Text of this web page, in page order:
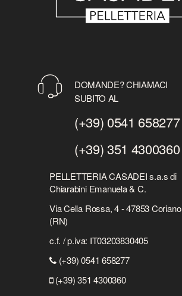
DOMANDE? CHIAMACI
SUBITO AL
(+39) 0541 658277
(+39) 351 4300360
PELLETTERIA CASADEI s.a.s di
Chiarabini Emanuela & C.
Via Cella Rossa, 4 - 47853 Coriano
(RN)
c.f. / p.iva: IT03203830405
(+39) 0541 658277
(+39) 351 4300360